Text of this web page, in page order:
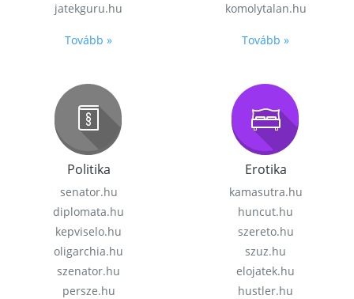
jatekguru.hu
Tovább »
komolytalan.hu
Tovább »
Politika
senator.hu
diplomata.hu
kepviselo.hu
oligarchia.hu
szenator.hu
persze.hu
Erotika
kamasutra.hu
huncut.hu
szereto.hu
szuz.hu
elojatek.hu
hustler.hu